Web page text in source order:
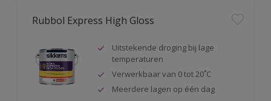
Rubbol Express High Gloss
Uitstekende droging bij lage
temperaturen
Verwerkbaar van 0 tot 20˚C
Meerdere lagen op één dag